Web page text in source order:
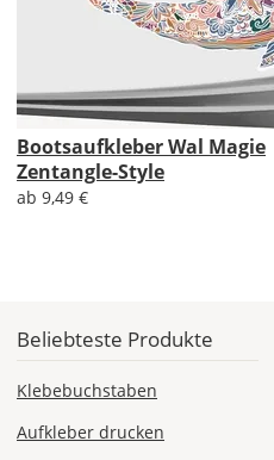
Bootsaufkleber Wal Magie
Zentangle-Style
ab 9,49 €
Beliebteste Produkte
Klebebuchstaben
Aufkleber drucken